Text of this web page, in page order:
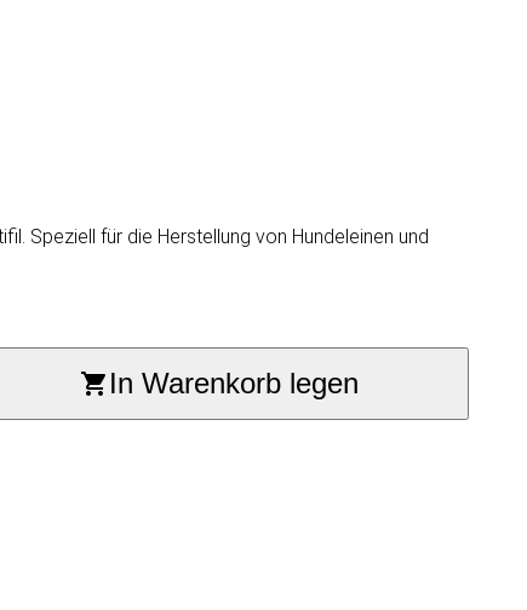
Speziell für die Herstellung von Hundeleinen und
In Warenkorb legen